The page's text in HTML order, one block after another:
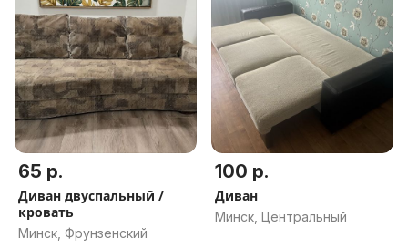
65 р.
Диван двуспальный /
кровать
Минск, Фрунзенский
100 р.
Диван
Минск, Центральный